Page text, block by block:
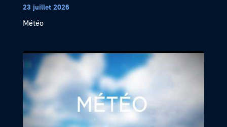
23 juillet 2026
Météo